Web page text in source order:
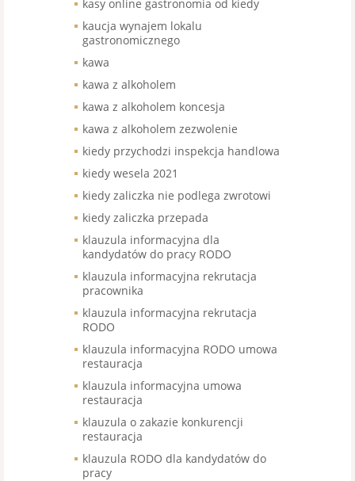
kasy online gastronomia od kiedy
kaucja wynajem lokalu
gastronomicznego
kawa
kawa z alkoholem
kawa z alkoholem koncesja
kawa z alkoholem zezwolenie
kiedy przychodzi inspekcja handlowa
kiedy wesela 2021
kiedy zaliczka nie podlega zwrotowi
kiedy zaliczka przepada
klauzula informacyjna dla
kandydatów do pracy RODO
klauzula informacyjna rekrutacja
pracownika
klauzula informacyjna rekrutacja
RODO
klauzula informacyjna RODO umowa
restauracja
klauzula informacyjna umowa
restauracja
klauzula o zakazie konkurencji
restauracja
klauzula RODO dla kandydatów do
pracy